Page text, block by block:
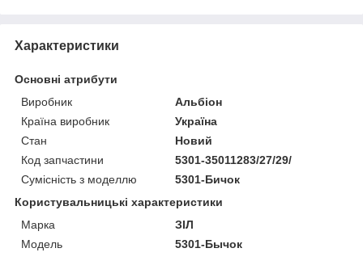
Характеристики
Основні атрибути
Виробник
Альбіон
Країна виробник
Україна
Стан
Новий
Код запчастини
5301-35011283/27/29/
Сумісність з моделлю
5301-Бичок
Користувальницькі характеристики
Марка
ЗІЛ
Модель
5301-Бычок